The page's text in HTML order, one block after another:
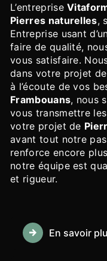
L’entreprise
Pierres naturelles,
Entreprise usant
faire de qualité,
vous satisfaire.
dans votre projet de
à l’écoute de vos
Frambouans, nous
vous transmettre
votre projet de
avant tout notre
renforce encore
notre équipe est
et rigueur.
En savoir